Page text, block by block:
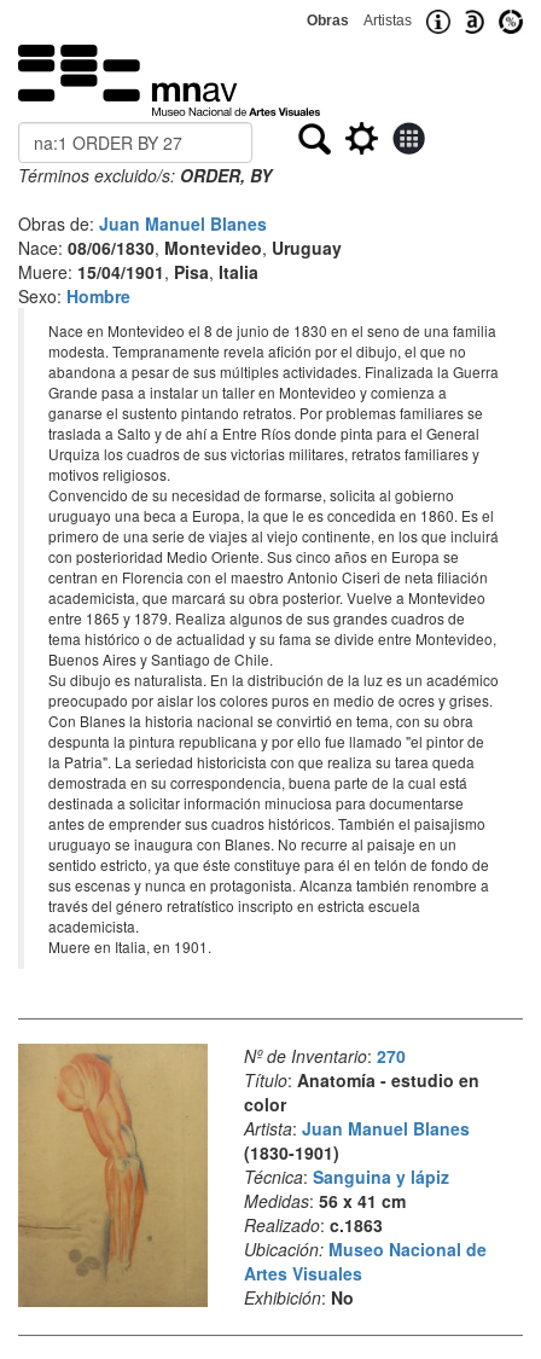
Obras Artistas
Buscar
Términos excluido/s: ORDER, BY
Obras de: Juan Manuel Blanes
Nace: 08/06/1830, Montevideo, Uruguay
Muere: 15/04/1901, Pisa, Italia
Sexo: Hombre
Nace en Montevideo el 8 de junio de 1830 en el seno de una familia
modesta. Tempranamente revela afición por el dibujo, el que no
abandona a pesar de sus múltiples actividades. Finalizada la Guerra
Grande pasa a instalar un taller en Montevideo y comienza a
ganarse el sustento pintando retratos. Por problemas familiares se
traslada a Salto y de ahí a Entre Ríos donde pinta para el General
Urquiza los cuadros de sus victorias militares, retratos familiares y
motivos religiosos.
Convencido de su necesidad de formarse, solicita al gobierno
uruguayo una beca a Europa, la que le es concedida en 1860. Es el
primero de una serie de viajes al viejo continente, en los que incluirá
con posterioridad Medio Oriente. Sus cinco años en Europa se
centran en Florencia con el maestro Antonio Ciseri de neta filiación
academicista, que marcará su obra posterior. Vuelve a Montevideo
entre 1865 y 1879. Realiza algunos de sus grandes cuadros de
tema histórico o de actualidad y su fama se divide entre Montevideo,
Buenos Aires y Santiago de Chile.
Su dibujo es naturalista. En la distribución de la luz es un académico
preocupado por aislar los colores puros en medio de ocres y grises.
Con Blanes la historia nacional se convirtió en tema, con su obra
despunta la pintura republicana y por ello fue llamado "el pintor de
la Patria". La seriedad historicista con que realiza su tarea queda
demostrada en su correspondencia, buena parte de la cual está
destinada a solicitar información minuciosa para documentarse
antes de emprender sus cuadros históricos. También el paisajismo
uruguayo se inaugura con Blanes. No recurre al paisaje en un
sentido estricto, ya que éste constituye para él en telón de fondo de
sus escenas y nunca en protagonista. Alcanza también renombre a
través del género retratístico inscripto en estricta escuela
academicista.
Muere en Italia, en 1901.
Nº de Inventario: 270
Título: Anatomía - estudio en
color
Artista: Juan Manuel Blanes
(1830-1901)
Técnica: Sanguina y lápiz
Medidas: 56 x 41 cm
Realizado: c.1863
Ubicación: Museo Nacional de
Artes Visuales
Exhibición: No